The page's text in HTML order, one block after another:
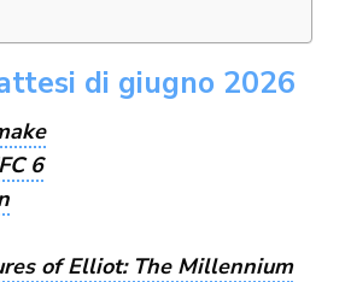
di giugno 2026
6
of Elliot: The Millennium